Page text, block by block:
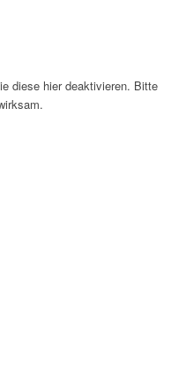
diese hier deaktivieren. Bitte